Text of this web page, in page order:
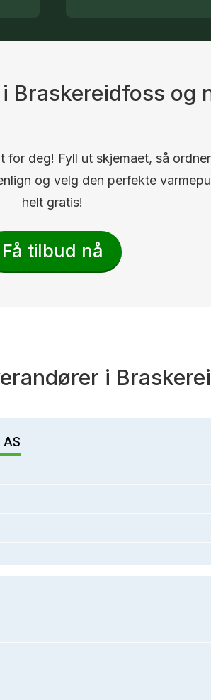
Braskereidfoss og
for deg! Fyll ut skjemaet, så
og velg den perfekte
helt gratis!
Få tilbud nå
i